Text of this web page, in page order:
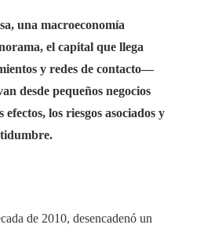
una macroeconomía
el capital que llega
y redes de contacto—
desde pequeños negocios
los riesgos asociados y
de 2010, desencadenó un